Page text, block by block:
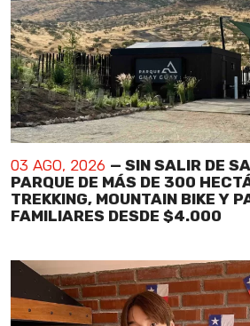
03 AGO, 2026 — SIN SALIR DE
PARQUE DE MÁS DE 300
TREKKING, MOUNTAIN BIKE Y
FAMILIARES DESDE $4.000